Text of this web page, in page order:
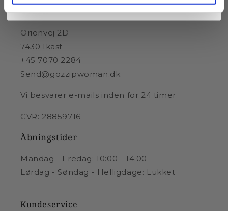
GOZZIP
Orionvej 2D
7430 Ikast
+45 7070 2284
Send@gozzipwoman.dk
Vi besvarer e-mails inden for 24 timer
CVR: 28859716
Åbningstider
Mandag - Fredag: 10:00 - 14:00
Lørdag - Søndag - Helligdage: Lukket
Kundeservice
Samtidig accepterer du voresprivatlivspolitik. Samtykke indhentes af